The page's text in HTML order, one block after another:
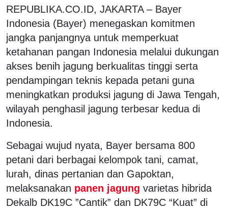
REPUBLIKA.CO.ID, JAKARTA – Bayer
Indonesia (Bayer) menegaskan komitmen
jangka panjangnya untuk memperkuat
ketahanan pangan Indonesia melalui dukungan
akses benih jagung berkualitas tinggi serta
pendampingan teknis kepada petani guna
meningkatkan produksi jagung di Jawa Tengah,
wilayah penghasil jagung terbesar kedua di
Indonesia.
Sebagai wujud nyata, Bayer bersama 800
petani dari berbagai kelompok tani, camat,
lurah, dinas pertanian dan Gapoktan,
melaksanakan panen jagung varietas hibrida
Dekalb DK19C ”Cantik” dan DK79C “Kuat” di